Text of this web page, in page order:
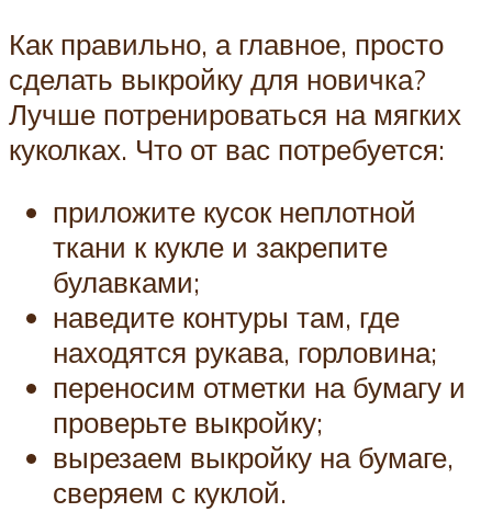
Как правильно, а главное, просто
сделать выкройку для новичка?
Лучше потренироваться на мягких
куколках. Что от вас потребуется:
приложите кусок неплотной
ткани к кукле и закрепите
булавками;
наведите контуры там, где
находятся рукава, горловина;
переносим отметки на бумагу и
проверьте выкройку;
вырезаем выкройку на бумаге,
сверяем с куклой.